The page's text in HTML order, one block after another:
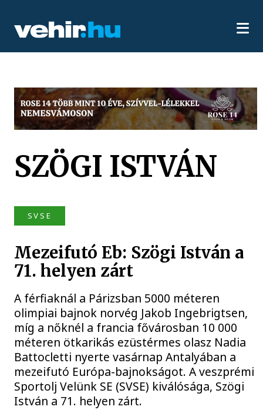
SZÖGI ISTVÁN
SVSE
Mezeifutó Eb: Szögi István a
71. helyen zárt
A férfiaknál a Párizsban 5000 méteren
olimpiai bajnok norvég Jakob Ingebrigtsen,
míg a nőknél a francia fővárosban 10 000
méteren ötkarikás ezüstérmes olasz Nadia
Battocletti nyerte vasárnap Antalyában a
mezeifutó Európa-bajnokságot. A veszprémi
Sportolj Velünk SE (SVSE) kiválósága, Szögi
István a 71. helyen zárt.